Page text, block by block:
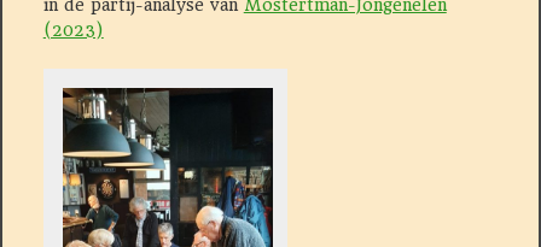
in de partij-analyse van Mostertman-Jongenelen
(2023)